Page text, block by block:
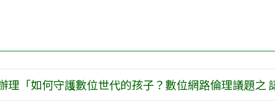
理「如何守護數位世代的孩子？數位網路倫理議題之